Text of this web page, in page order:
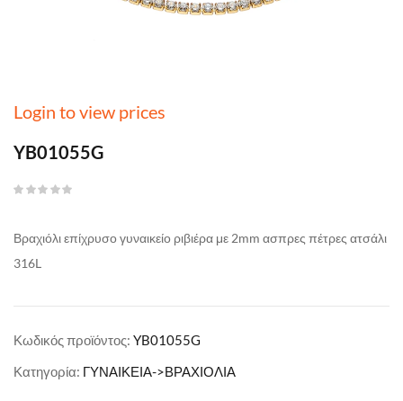
Login to view prices
YB01055G
Βραχιόλι επίχρυσο γυναικείο ριβιέρα με 2mm ασπρες πέτρες ατσάλι
316L
Κωδικός προϊόντος: YB01055G
Κατηγορία: ΓΥΝΑΙΚΕΙΑ->ΒΡΑΧΙΟΛΙΑ